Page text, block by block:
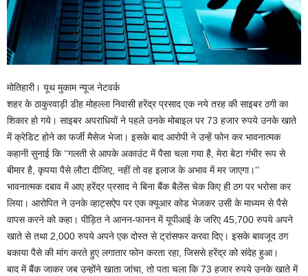
मोतिहारी। यूथ मुकाम न्यूज नेटवर्क
शहर के ठाकुरवाड़ी डीह मोहल्ला निवासी हरेंद्र प्रसाद एक नये तरह की साइबर ठगी का
शिकार हो गये। साइबर अपराधियों ने पहले उनके मोबाइल पर 73 हजार रुपये उनके खाते
में क्रेडिट होने का फर्जी मैसेज भेजा। इसके बाद आरोपी ने उन्हें फोन कर भावनात्मक
कहानी सुनाई कि ‘‘गलती से आपके अकाउंट में पैसा चला गया है, मेरा बेटा गंभीर रूप से
बीमार है, कृपया पैसे लौटा दीजिए, नहीं तो वह इलाज के अभाव में मर जाएगा।’’
भावनात्मक दबाव में आए हरेंद्र प्रसाद ने बिना बैंक बैलेंस चेक किए ही ठग पर भरोसा कर
लिया। आरोपित ने उनके व्हाट्सऐप पर एक क्यूआर कोड भेजकर उसी के माध्यम से पैसे
वापस करने को कहा। पीड़ित ने आनन-फानन में यूपीआई के जरिए 45,700 रुपये अपने
खाते से तथा 2,000 रुपये अपने एक दोस्त से ट्रांसफर करवा दिए। इसके बावजूद ठग
बकाया पैसे की मांग करते हुए लगातार फोन करता रहा, जिससे हरेंद्र को संदेह हुआ।
बाद में बैंक जाकर जब उन्होंने खाता जांचा, तो पता चला कि 73 हजार रुपये उनके खाते में